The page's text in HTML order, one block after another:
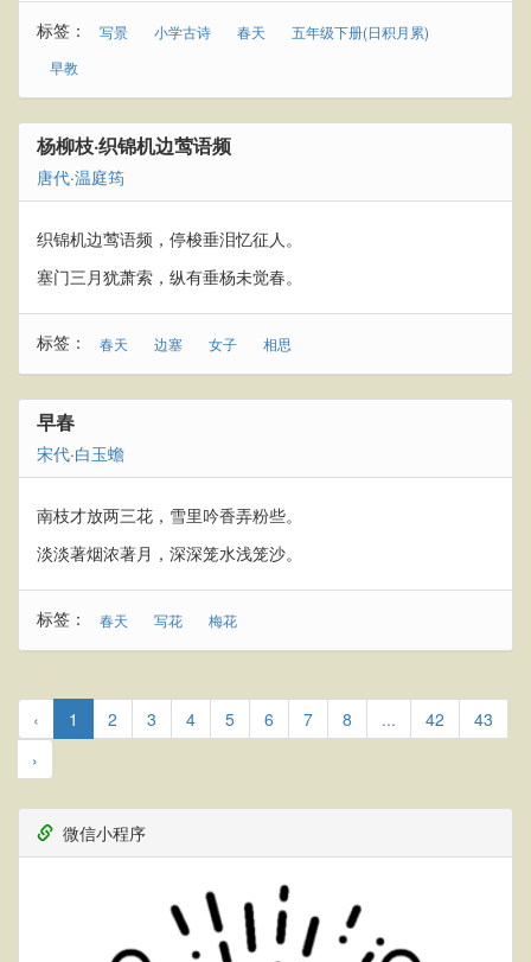
标签： 写景 小学古诗 春天
五年级下册(日积月累)
早教
杨柳枝·织锦机边莺语频
唐代·温庭筠
织锦机边莺语频，停梭垂泪忆征人。
塞门三月犹萧索，纵有垂杨未觉春。
标签： 春天 边塞 女子 相思
早春
宋代·白玉蟾
南枝才放两三花，雪里吟香弄粉些。
淡淡著烟浓著月，深深笼水浅笼沙。
标签： 春天 写花 梅花
‹ 1 2 3 4 5 6 7 8 ... 42
43
›
微信小程序